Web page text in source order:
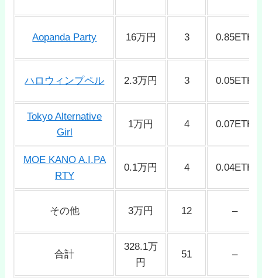
Aopanda Party 16万円 3 0.85ETH
ハロウィンプペル 2.3万円 3 0.05ETH
Tokyo Alternative
Girl
1万円 4 0.07ETH
MOE KANO A.I.PA
RTY
0.1万円 4 0.04ETH
その他 3万円 12 –
合計
328.1万
円
51 –